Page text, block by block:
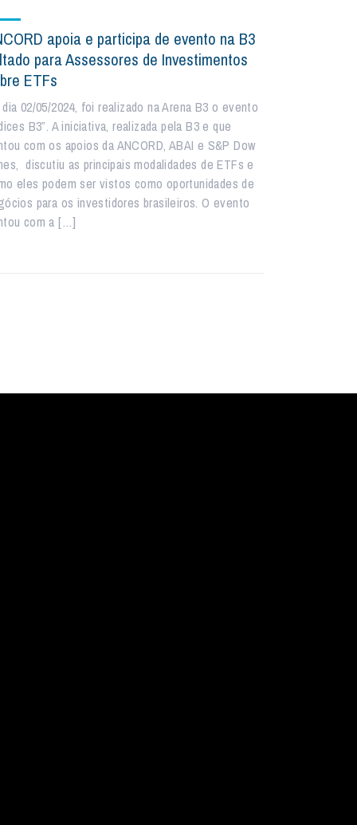
apoia e participa de evento na B3
para Assessores de Investimentos
ETFs
02/05/2024, foi realizado na Arena B3 o evento
B3”. A iniciativa, realizada pela B3 e que
com os apoios da ANCORD, ABAI e S&P Dow
discutiu as principais modalidades de ETFs e
eles podem ser vistos como oportunidades de
para os investidores brasileiros. O evento
com a […]